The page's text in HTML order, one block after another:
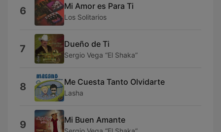
6 Mi Amor es Para Ti
Los Solitarios
7 Dueño de Ti
Sergio Vega “El Shaka”
8 Me Cuesta Tanto Olvidarte
Lasha
9 Mi Buen Amante